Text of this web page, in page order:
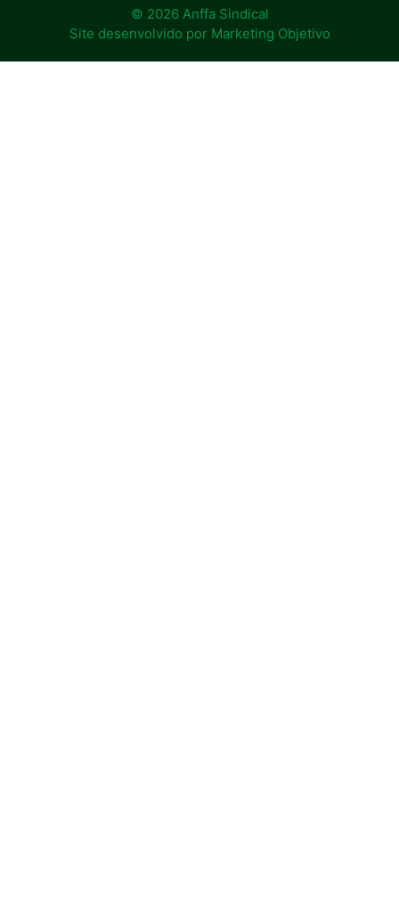
© 2026 Anffa Sindical
Site desenvolvido por Marketing Objetivo